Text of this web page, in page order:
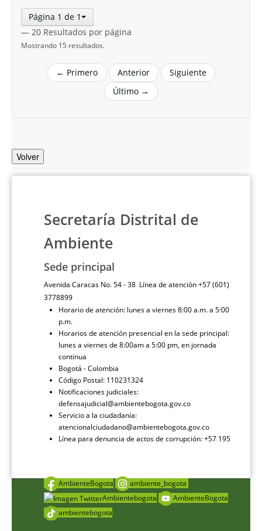
Página 1 de 1
— 20 Resultados por página
Mostrando 15 resultados.
← Primero Anterior
Siguiente
Último →
Volver
Secretaría Distrital de
Ambiente
Sede principal
Avenida Caracas No. 54 - 38 Línea de atención +57 (601)
3778899
Horario de atención: lunes a viernes 8:00 a.m. a 5:00
p.m.
Horarios de atención presencial en la sede principal:
lunes a viernes de 8:00am a 5:00 pm, en jornada
continua
Bogotá - Colombia
Código Postal: 110231324
Notificaciones judiciales:
defensajudicial@ambientebogota.gov.co
Servicio a la ciudadanía:
atencionalciudadano@ambientebogota.gov.co
Línea para denuncia de actos de corrupción: +57 195
AmbienteBogota
ambiente_bogota
Ambientebogota
AmbienteBogota
ambientebogota